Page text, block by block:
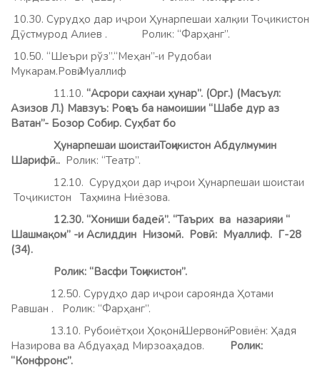
10.30. Сурудҳо дар иҷрои Ҳунарпешаи халқии Тоҷикистон
Дӯстмурод Алиев . Ролик: “Фарҳанг”.
10.50. “Шеъри рўз”.“Меҳан”-и Рудобаи
Мукарам.Ровӣ:Муаллиф
11.10. “Асрори саҳнаи ҳунар”. (Орг.) (Масъул:
Азизов Л.) Мавзуъ: Роҷеъ ба намоишии “Шабе дур аз
Ватан”- Бозор Собир. Суҳбат бо
Ҳунарпешаи шоистаиТоҷикистон Абдулмумин
Шарифӣ.. Ролик: “Театр”.
12.10. Сурудҳои дар иҷрои Ҳунарпешаи шоистаи
Тоҷикистон Таҳмина Ниёзова.
12.30. “Хониши бадеӣ”. “Таърих ва назарияи “
Шашмақом” -и Аслиддин Низомӣ. Ровӣ: Муаллиф. Г-28
(34).
Ролик: “Васфи Тоҷикистон”.
12.50. Сурудҳо дар иҷрои сароянда Ҳотами
Равшан . Ролик: “Фарҳанг”.
13.10. Рубоиётҳои Ҳоқонӣ Шервонӣ. Ровиён: Ҳадя
Назирова ва Абдуаҳад Мирзоаҳадов. Ролик:
“Конфронс”.